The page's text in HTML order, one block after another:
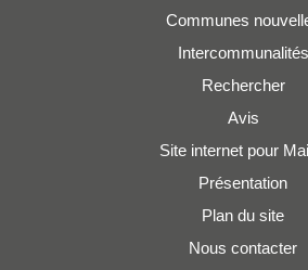
Communes
Intercommunalités
Rechercher
Avis
Site internet pour
Présentation
Plan du site
Nous contacter